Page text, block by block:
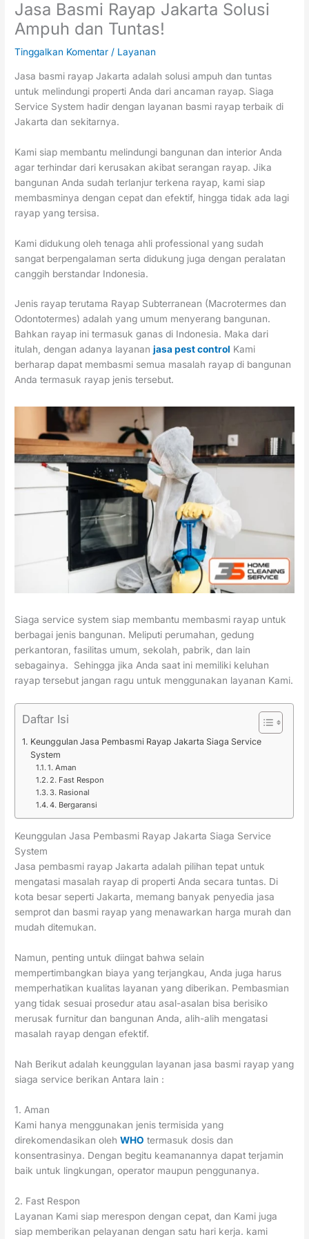
Jasa Basmi Rayap Jakarta Solusi
Ampuh dan Tuntas!
Tinggalkan Komentar / Layanan
Jasa basmi rayap Jakarta adalah solusi ampuh dan tuntas
untuk melindungi properti Anda dari ancaman rayap. Siaga
Service System hadir dengan layanan basmi rayap terbaik di
Jakarta dan sekitarnya.
Kami siap membantu melindungi bangunan dan interior Anda
agar terhindar dari kerusakan akibat serangan rayap. Jika
bangunan Anda sudah terlanjur terkena rayap, kami siap
membasminya dengan cepat dan efektif, hingga tidak ada lagi
rayap yang tersisa.
Kami didukung oleh tenaga ahli professional yang sudah
sangat berpengalaman serta didukung juga dengan peralatan
canggih berstandar Indonesia.
Jenis rayap terutama Rayap Subterranean (Macrotermes dan
Odontotermes) adalah yang umum menyerang bangunan.
Bahkan rayap ini termasuk ganas di Indonesia. Maka dari
itulah, dengan adanya layananjasa pest control Kami
berharap dapat membasmi semua masalah rayap di bangunan
Anda termasuk rayap jenis tersebut.
Siaga service system siap membantu membasmi rayap untuk
berbagai jenis bangunan. Meliputi perumahan, gedung
perkantoran, fasilitas umum, sekolah, pabrik, dan lain
sebagainya. Sehingga jika Anda saat ini memiliki keluhan
rayap tersebut jangan ragu untuk menggunakan layanan Kami.
Daftar Isi
Keunggulan Jasa Pembasmi Rayap Jakarta Siaga Service
System
1. Aman
2. Fast Respon
3. Rasional
4. Bergaransi
Keunggulan Jasa Pembasmi Rayap Jakarta Siaga Service
System
Jasa pembasmi rayap Jakarta adalah pilihan tepat untuk
mengatasi masalah rayap di properti Anda secara tuntas. Di
kota besar seperti Jakarta, memang banyak penyedia jasa
semprot dan basmi rayap yang menawarkan harga murah dan
mudah ditemukan.
Namun, penting untuk diingat bahwa selain
mempertimbangkan biaya yang terjangkau, Anda juga harus
memperhatikan kualitas layanan yang diberikan. Pembasmian
yang tidak sesuai prosedur atau asal-asalan bisa berisiko
merusak furnitur dan bangunan Anda, alih-alih mengatasi
masalah rayap dengan efektif.
Nah Berikut adalah keunggulan layanan jasa basmi rayap yang
siaga service berikan Antara lain :
1. Aman
Kami hanya menggunakan jenis termisida yang
direkomendasikan olehWHO termasuk dosis dan
konsentrasinya. Dengan begitu keamanannya dapat terjamin
baik untuk lingkungan, operator maupun penggunanya.
2. Fast Respon
Layanan Kami siap merespon dengan cepat, dan Kami juga
siap memberikan pelayanan dengan satu hari kerja. kami